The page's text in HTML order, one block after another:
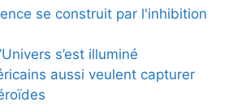
se construit par l'inhibition
s’est illuminé
aussi veulent capturer